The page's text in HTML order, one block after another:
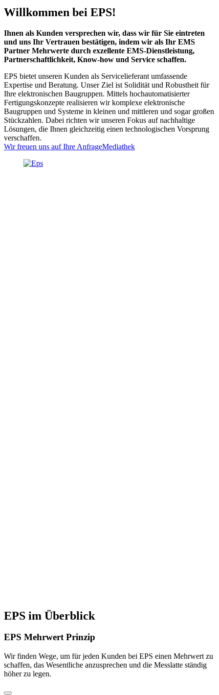
Willkommen bei EPS!
Ihnen als Kunden versprechen wir, dass wir für Sie eintreten
und uns Ihr Vertrauen bestätigen, indem wir als Ihr EMS
Partner Mehrwerte durch exzellente EMS-Dienstleistung,
Partnerschaftlichkeit, Know-how und Service schaffen.
EPS bietet unseren Kunden als Servicelieferant umfassende
Expertise und Beratung. Unser Ziel ist Solidität und Robustheit für
Ihre elektronischen Baugruppen. Mittels hochautomatisierter
Fertigungskonzepte realisieren wir komplexe elektronische
Baugruppen und Systeme in kleinen und mittleren und sogar großen
Stückzahlen. Dabei richten wir unseren Fokus auf nachhaltige
Lösungen, die Ihnen gleichzeitig einen technologischen Vorsprung
verschaffen.
Wir freuen uns auf Ihre AnfrageMediathek
EPS im Überblick
EPS Mehrwert Prinzip
Wir finden Wege, um für jeden Kunden bei EPS einen Mehrwert zu
schaffen, das Wesentliche anzusprechen und die Messlatte ständig
höher zu legen.